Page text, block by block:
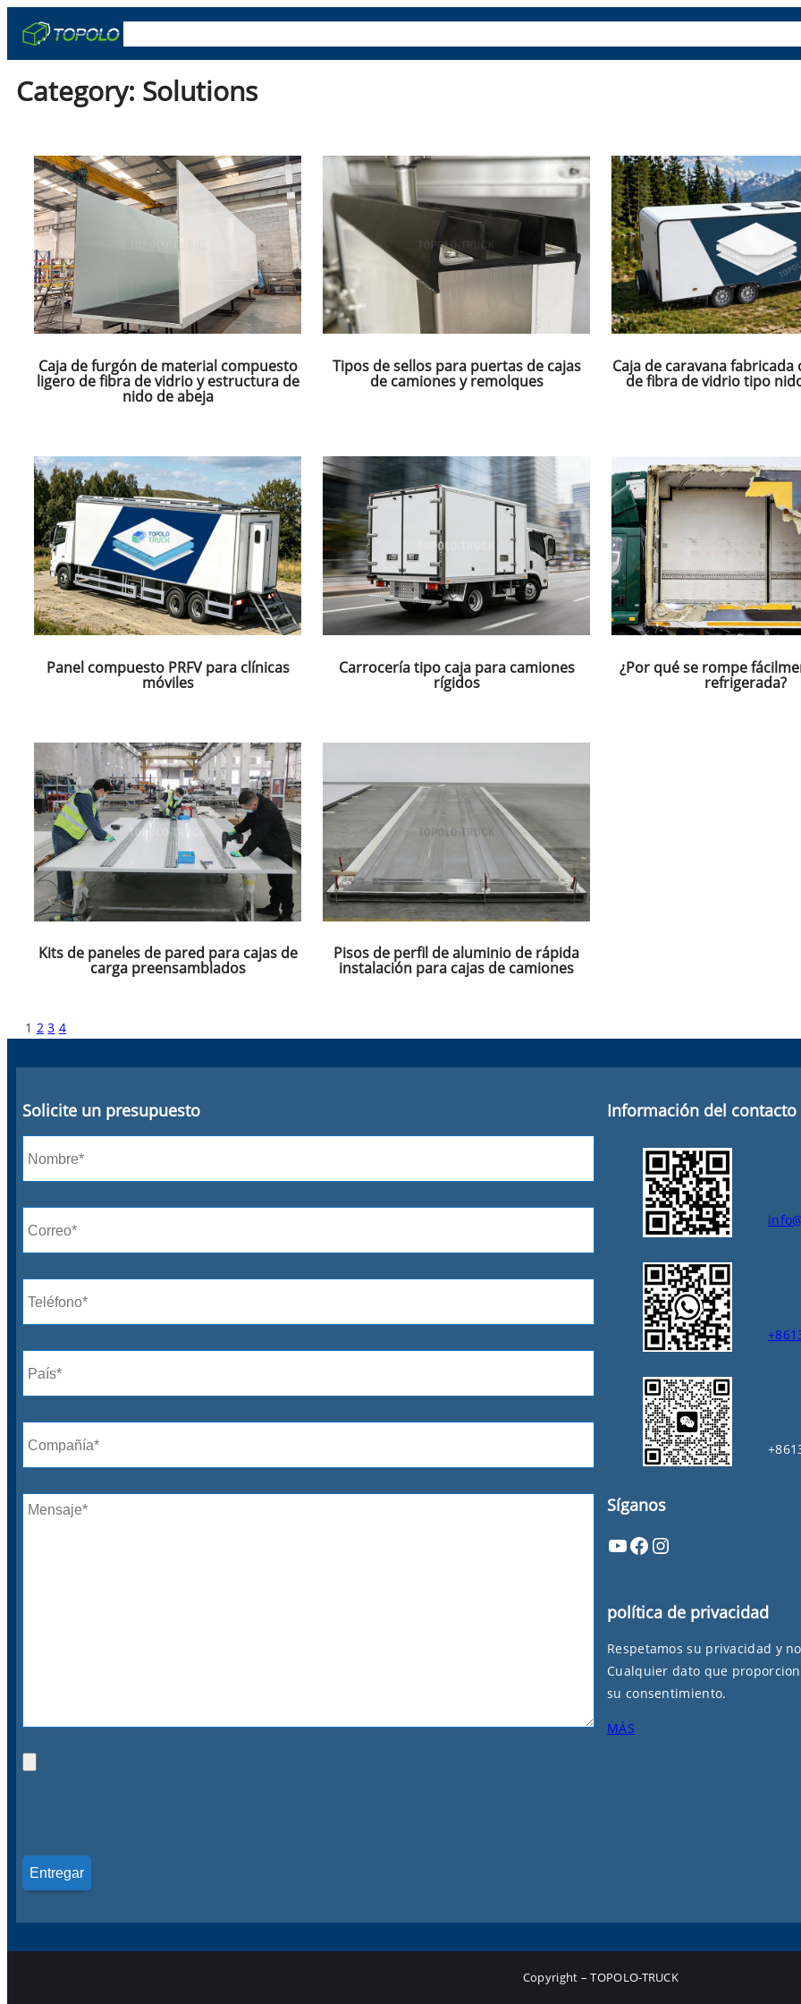
content
Category: Solutions
Caja de furgón de material compuesto
ligero de fibra de vidrio y estructura de
nido de abeja
Tipos de sellos para puertas de cajas
de camiones y remolques
Caja de caravana fabricada
de fibra de vidrio tipo
Panel compuesto PRFV para clínicas
móviles
Carrocería tipo caja para camiones
rígidos
¿Por qué se rompe
refrigerada?
Kits de paneles de pared para cajas de
carga preensamblados
Pisos de perfil de aluminio de rápida
instalación para cajas de camiones
1 2 3 4
Solicite un presupuesto Información del contacto
Síganos
YouTube Facebook Instagram
política de privacidad
Respetamos su privacidad y
Cualquier dato que
su consentimiento.
MÁS
Copyright – TOPOLO-TRUCK